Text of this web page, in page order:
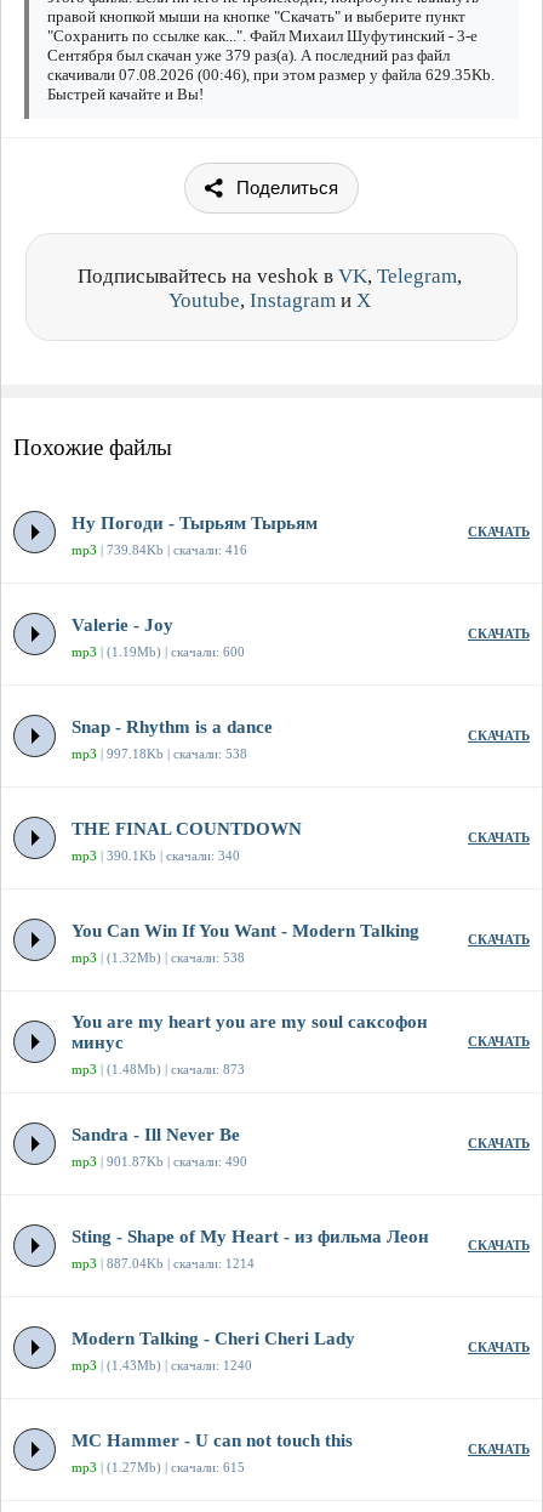
правой кнопкой мыши на кнопке "Скачать" и выберите пункт
"Сохранить по ссылке как...". Файл Михаил Шуфутинский - 3-е
Сентября был скачан уже 379 раз(а). А последний раз файл
скачивали 07.08.2026 (00:46), при этом размер у файла 629.35Kb.
Быстрей качайте и Вы!
Поделиться
Подписывайтесь на veshok в VK, Telegram,
Youtube, Instagram и X
Похожие файлы
Ну Погоди - Тырьям Тырьям
mp3 | 739.84Kb | скачали: 416
СКАЧАТЬ
Valerie - Joy
mp3 | (1.19Mb) | скачали: 600
СКАЧАТЬ
Snap - Rhythm is a dance
mp3 | 997.18Kb | скачали: 538
СКАЧАТЬ
THE FINAL COUNTDOWN
mp3 | 390.1Kb | скачали: 340
СКАЧАТЬ
You Can Win If You Want - Modern Talking
mp3 | (1.32Mb) | скачали: 538
СКАЧАТЬ
You are my heart you are my soul саксофон
минус
mp3 | (1.48Mb) | скачали: 873
СКАЧАТЬ
Sandra - Ill Never Be
mp3 | 901.87Kb | скачали: 490
СКАЧАТЬ
Sting - Shape of My Heart - из фильма Леон
mp3 | 887.04Kb | скачали: 1214
СКАЧАТЬ
Modern Talking - Cheri Cheri Lady
mp3 | (1.43Mb) | скачали: 1240
СКАЧАТЬ
MC Hammer - U can not touch this
mp3 | (1.27Mb) | скачали: 615
СКАЧАТЬ